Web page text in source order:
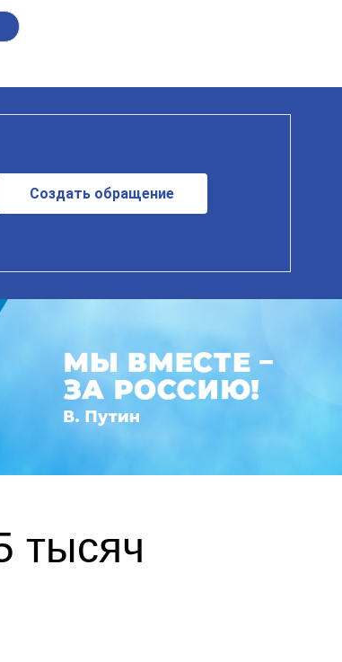
Создать обращение
тысяч